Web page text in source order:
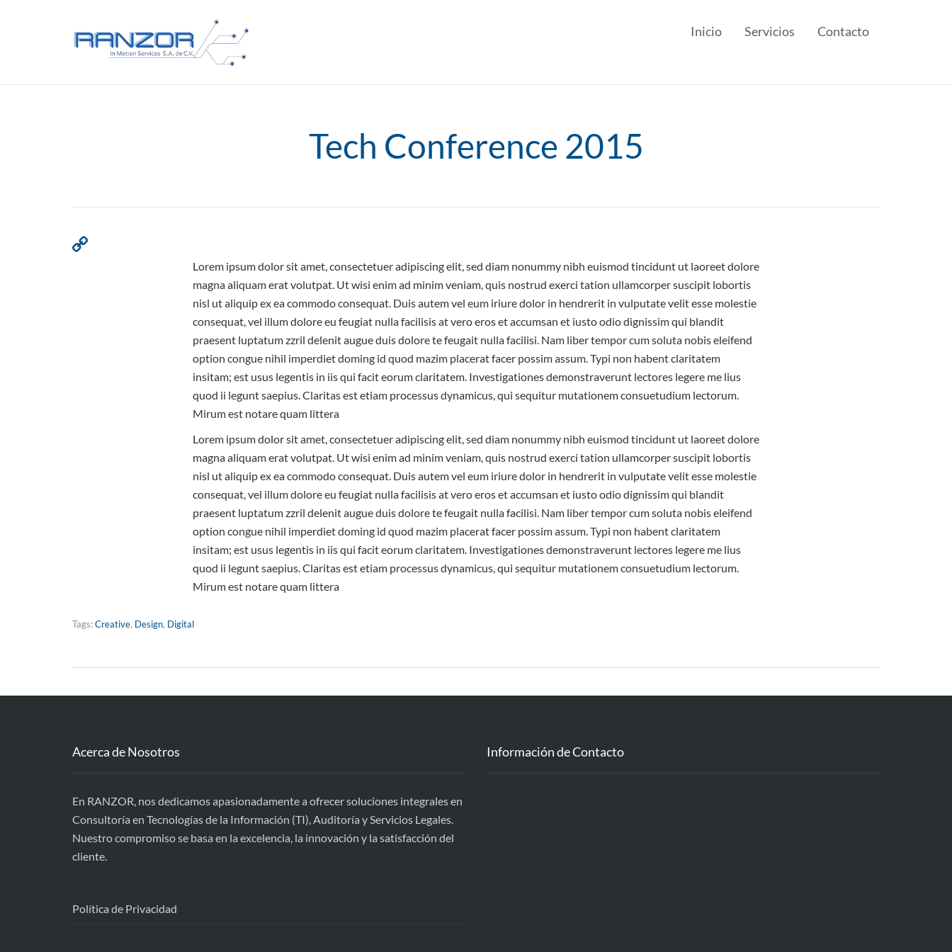
Inicio Servicios Contacto
Tech Conference 2015
Lorem ipsum dolor sit amet, consectetuer adipiscing elit, sed diam nonummy nibh euismod tincidunt ut laoreet dolore
magna aliquam erat volutpat. Ut wisi enim ad minim veniam, quis nostrud exerci tation ullamcorper suscipit lobortis
nisl ut aliquip ex ea commodo consequat. Duis autem vel eum iriure dolor in hendrerit in vulputate velit esse molestie
consequat, vel illum dolore eu feugiat nulla facilisis at vero eros et accumsan et iusto odio dignissim qui blandit
praesent luptatum zzril delenit augue duis dolore te feugait nulla facilisi. Nam liber tempor cum soluta nobis eleifend
option congue nihil imperdiet doming id quod mazim placerat facer possim assum. Typi non habent claritatem
insitam; est usus legentis in iis qui facit eorum claritatem. Investigationes demonstraverunt lectores legere me lius
quod ii legunt saepius. Claritas est etiam processus dynamicus, qui sequitur mutationem consuetudium lectorum.
Mirum est notare quam littera
Lorem ipsum dolor sit amet, consectetuer adipiscing elit, sed diam nonummy nibh euismod tincidunt ut laoreet dolore
magna aliquam erat volutpat. Ut wisi enim ad minim veniam, quis nostrud exerci tation ullamcorper suscipit lobortis
nisl ut aliquip ex ea commodo consequat. Duis autem vel eum iriure dolor in hendrerit in vulputate velit esse molestie
consequat, vel illum dolore eu feugiat nulla facilisis at vero eros et accumsan et iusto odio dignissim qui blandit
praesent luptatum zzril delenit augue duis dolore te feugait nulla facilisi. Nam liber tempor cum soluta nobis eleifend
option congue nihil imperdiet doming id quod mazim placerat facer possim assum. Typi non habent claritatem
insitam; est usus legentis in iis qui facit eorum claritatem. Investigationes demonstraverunt lectores legere me lius
quod ii legunt saepius. Claritas est etiam processus dynamicus, qui sequitur mutationem consuetudium lectorum.
Mirum est notare quam littera
Tags:Creative, Design, Digital
Acerca de Nosotros
En RANZOR, nos dedicamos apasionadamente a ofrecer soluciones integrales en
Consultoría en Tecnologías de la Información (TI), Auditoría y Servicios Legales.
Nuestro compromiso se basa en la excelencia, la innovación y la satisfacción del
cliente.
Política de Privacidad
Información de Contacto